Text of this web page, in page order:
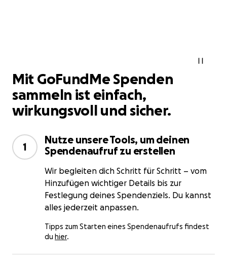
Mit GoFundMe Spenden
sammeln ist einfach,
wirkungsvoll und sicher.
1
Nutze unsere Tools, um deinen
Spendenaufruf zu erstellen
Wir begleiten dich Schritt für Schritt – vom
Hinzufügen wichtiger Details bis zur
Festlegung deines Spendenziels. Du kannst
alles jederzeit anpassen.
Tipps zum Starten eines Spendenaufrufs findest
du hier.